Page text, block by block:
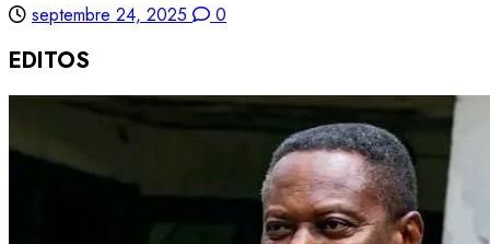
septembre 24, 2025 0
EDITOS